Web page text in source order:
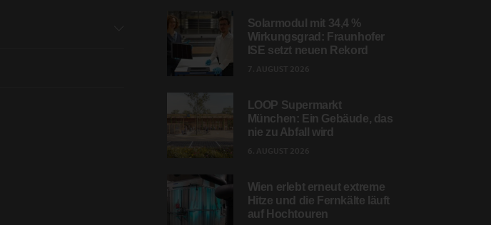
Solarmodul mit 34,4 %
Wirkungsgrad: Fraunhofer
ISE setzt neuen Rekord
LOOP Supermarkt
München: Ein Gebäude, das
nie zu Abfall wird
Wien erlebt erneut extreme
Hitze und die Fernkälte läuft
auf Hochtouren